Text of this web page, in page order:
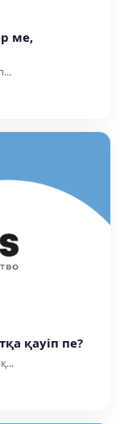
ме,
қауіп пе?